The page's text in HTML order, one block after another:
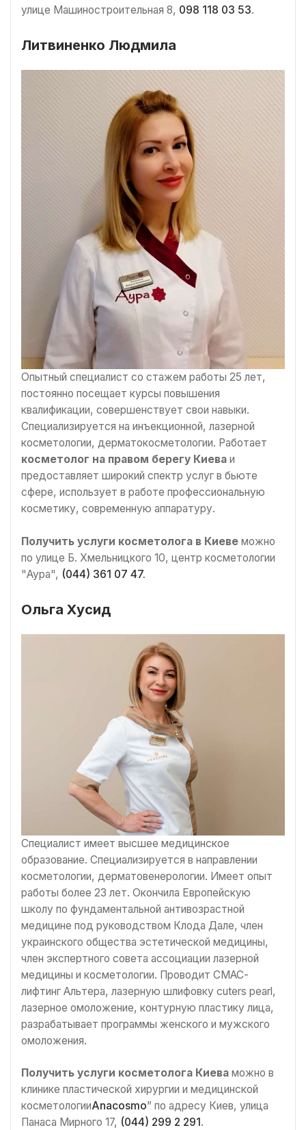
улице Машиностроительная 8, 098 118 03 53.
Литвиненко Людмила
Опытный специалист со стажем работы 25 лет,
постоянно посещает курсы повышения
квалификации, совершенствует свои навыки.
Специализируется на инъекционной, лазерной
косметологии, дерматокосметологии. Работает
косметолог на правом берегу Киева и
предоставляет широкий спектр услуг в бьюте
сфере, использует в работе профессиональную
косметику, современную аппаратуру.
Получить услуги косметолога в Киеве можно
по улице Б. Хмельницкого 10, центр косметологии
"Аура", (044) 361 07 47.
Ольга Хусид
Специалист имеет высшее медицинское
образование. Специализируется в направлении
косметологии, дерматовенерологии. Имеет опыт
работы более 23 лет. Окончила Европейскую
школу по фундаментальной антивозрастной
медицине под руководством Клода Дале, член
украинского общества эстетической медицины,
член экспертного совета ассоциации лазерной
медицины и косметологии. Проводит СМАС-
лифтинг Альтера, лазерную шлифовку cuters pearl,
лазерное омоложение, контурную пластику лица,
разрабатывает программы женского и мужского
омоложения.
Получить услуги косметолога Киева можно в
клинике пластической хирургии и медицинской
косметологииAnacosmo” по адресу Киев, улица
Панаса Мирного 17, (044) 299 2 291 .